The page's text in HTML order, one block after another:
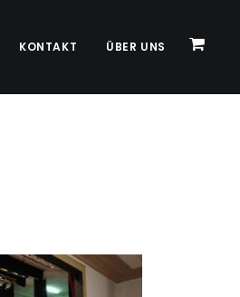
KONTAKT ÜBER UNS